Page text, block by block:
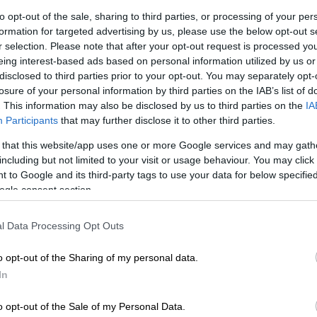
opt-out of the sale, sharing to third parties, or processing of your
for targeted advertising by us, please use the below opt-out
selection. Please note that after your opt-out request is processed
interest-based ads based on personal information utilized by us
to third parties prior to your opt-out. You may separately
of your personal information by third parties on the IAB’s list of
This information may also be disclosed by us to third parties on the
Participants that may further disclose it to other third parties.
that this website/app uses one or more Google services and may
but not limited to your visit or usage behaviour. You may
to Google and its third-party tags to use your data for below
consent section.
Data Processing Opt Outs
opt-out of the Sharing of my personal data.
opt-out of the Sale of my Personal Data.
το ΕΘΝΟΣ στη Google
και τις συνομιλίες του με τον
, ο Αμερικανός υπουργός Εξωτερικών
με τονΤούρκο ομόλογό του